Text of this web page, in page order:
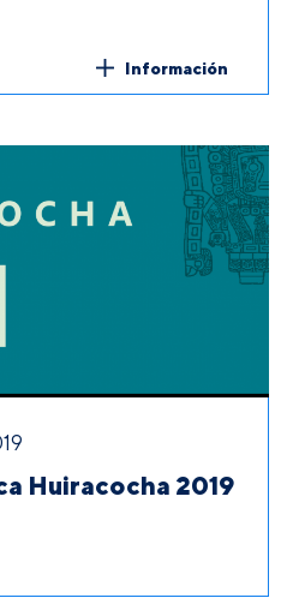
Información
Huiracocha 2019